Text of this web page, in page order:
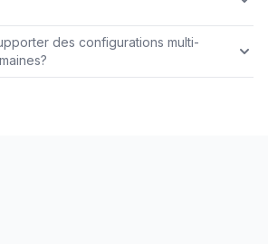
des configurations multi-